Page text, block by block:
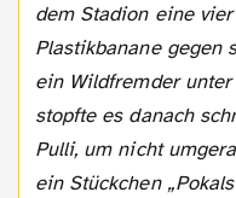
dem Stadion eine
Plastikbanane gegen
ein Wildfremder
stopfte es danach
Pulli, um nicht
ein Stückchen